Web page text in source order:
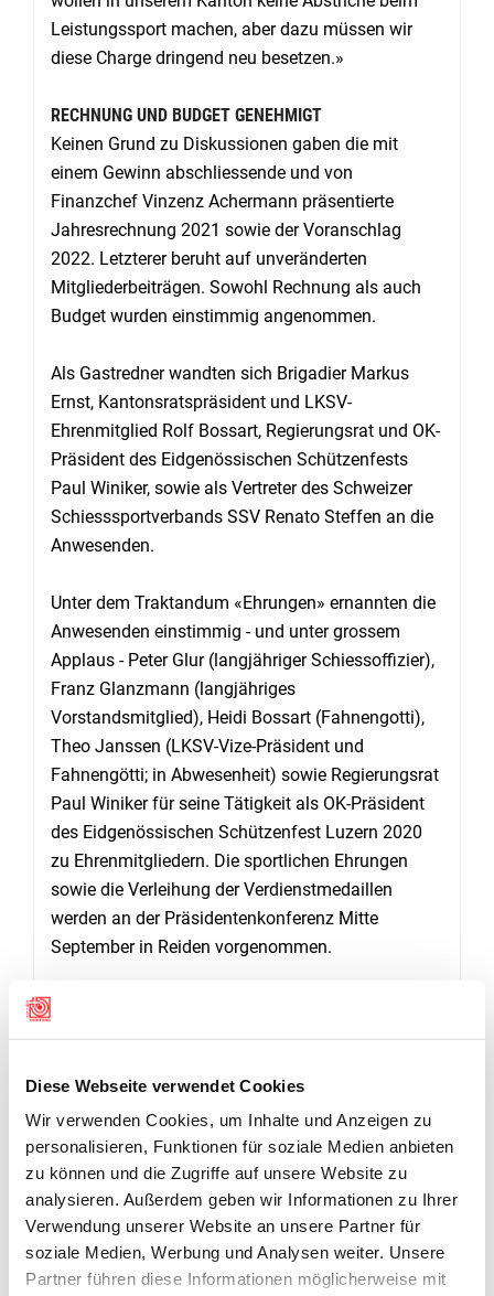
Diese Webseite verwendet Cookies
Wir verwenden Cookies, um Inhalte und Anzeigen zu
personalisieren, Funktionen für soziale Medien anbieten
zu können und die Zugriffe auf unsere Website zu
analysieren. Außerdem geben wir Informationen zu Ihrer
Verwendung unserer Website an unsere Partner für
soziale Medien, Werbung und Analysen weiter. Unsere
Partner führen diese Informationen möglicherweise mit
Leistungssport machen, aber dazu müssen wir
diese Charge dringend neu besetzen.»
RECHNUNG UND BUDGET GENEHMIGT
Keinen Grund zu Diskussionen gaben die mit
einem Gewinn abschliessende und von
Finanzchef Vinzenz Achermann präsentierte
Jahresrechnung 2021 sowie der Voranschlag
2022. Letzterer beruht auf unveränderten
Mitgliederbeiträgen. Sowohl Rechnung als auch
Budget wurden einstimmig angenommen.
Als Gastredner wandten sich Brigadier Markus
Ernst, Kantonsratspräsident und LKSV-
Ehrenmitglied Rolf Bossart, Regierungsrat und OK-
Präsident des Eidgenössischen Schützenfests
Paul Winiker, sowie als Vertreter des Schweizer
Schiesssportverbands SSV Renato Steffen an die
Anwesenden.
Unter dem Traktandum «Ehrungen» ernannten die
Anwesenden einstimmig - und unter grossem
Applaus - Peter Glur (langjähriger Schiessoffizier),
Franz Glanzmann (langjähriges
Vorstandsmitglied), Heidi Bossart (Fahnengotti),
Theo Janssen (LKSV-Vize-Präsident und
Fahnengötti; in Abwesenheit) sowie Regierungsrat
Paul Winiker für seine Tätigkeit als OK-Präsident
des Eidgenössischen Schützenfest Luzern 2020
zu Ehrenmitgliedern. Die sportlichen Ehrungen
sowie die Verleihung der Verdienstmedaillen
werden an der Präsidentenkonferenz Mitte
September in Reiden vorgenommen.
unschöne Neuigkeit zu verkünden. So sei bislang
noch immer keine Kandidatur für das Luzerner
Kantonalschützenfest 2024 eingegangen. Da die
Zeit für die Organisation eines Festes in dieser
Grössenordnung nun definitiv zu kurz sei, werde
der Vorstand die Absichtserklärung für die
Durchführung eines Kantonalschützenfestes Ende
Monat zurückziehen. Nächster Termin für ein